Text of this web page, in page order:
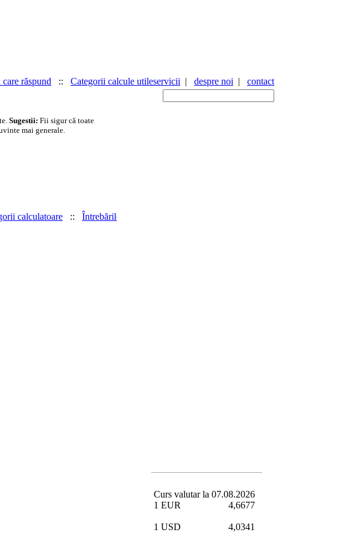
răspund :: Categorii calcule utileservicii | despre noi | contact
Sugestii: Fii sigur că toate
mai generale.
Curs valutar la 07.08.2026
1 EUR
4,6677
1 USD 4,0341